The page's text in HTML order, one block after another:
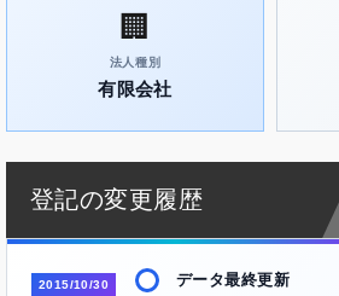
🏢
法人種別
有限会社
登記の変更履歴
2015/10/30 データ最終更新